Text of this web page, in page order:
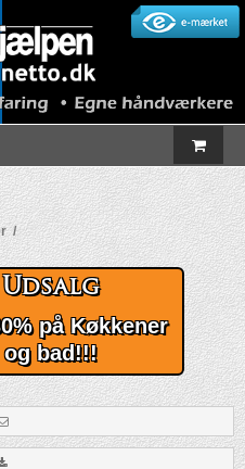
/
Udsalg
på Køkkener
og bad!!!